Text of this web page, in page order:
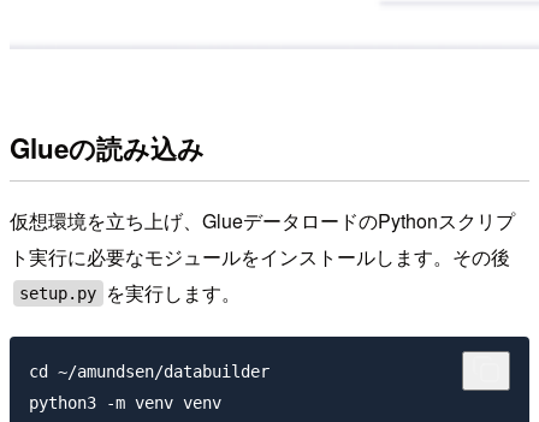
Glueの読み込み
仮想環境を立ち上げ、GlueデータロードのPythonスクリプ
ト実行に必要なモジュールをインストールします。その後
setup.py を実行します。
cd ~/amundsen/databuilder
python3 -m venv venv